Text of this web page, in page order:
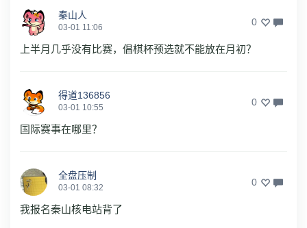
秦山人
03-01 11:06 0
上半月几乎没有比赛，倡棋杯预选就不能放在月初？
得道136856
03-01 10:55 0
国际赛事在哪里？
全盘压制
03-01 08:32 0
我报名秦山核电站背了